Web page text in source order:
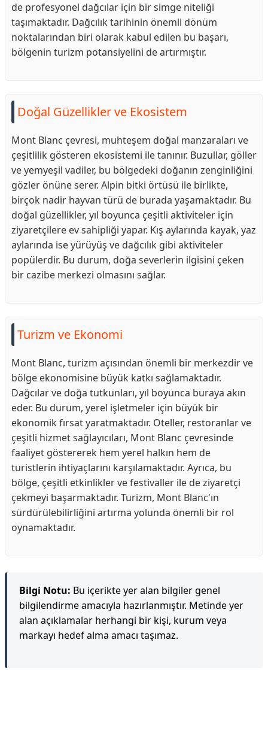
de profesyonel dağcılar için bir simge niteliği
taşımaktadır. Dağcılık tarihinin önemli dönüm
noktalarından biri olarak kabul edilen bu başarı,
bölgenin turizm potansiyelini de artırmıştır.
Doğal Güzellikler ve Ekosistem
Mont Blanc çevresi, muhteşem doğal manzaraları ve
çeşitlilik gösteren ekosistemi ile tanınır. Buzullar, göller
ve yemyeşil vadiler, bu bölgedeki doğanın zenginliğini
gözler önüne serer. Alpin bitki örtüsü ile birlikte,
birçok nadir hayvan türü de burada yaşamaktadır. Bu
doğal güzellikler, yıl boyunca çeşitli aktiviteler için
ziyaretçilere ev sahipliği yapar. Kış aylarında kayak, yaz
aylarında ise yürüyüş ve dağcılık gibi aktiviteler
popülerdir. Bu durum, doğa severlerin ilgisini çeken
bir cazibe merkezi olmasını sağlar.
Turizm ve Ekonomi
Mont Blanc, turizm açısından önemli bir merkezdir ve
bölge ekonomisine büyük katkı sağlamaktadır.
Dağcılar ve doğa tutkunları, yıl boyunca buraya akın
eder. Bu durum, yerel işletmeler için büyük bir
ekonomik fırsat yaratmaktadır. Oteller, restoranlar ve
çeşitli hizmet sağlayıcıları, Mont Blanc çevresinde
faaliyet göstererek hem yerel halkın hem de
turistlerin ihtiyaçlarını karşılamaktadır. Ayrıca, bu
bölge, çeşitli etkinlikler ve festivaller ile de ziyaretçi
çekmeyi başarmaktadır. Turizm, Mont Blanc'ın
sürdürülebilirliğini artırma yolunda önemli bir rol
oynamaktadır.
Bilgi Notu: Bu içerikte yer alan bilgiler genel
bilgilendirme amacıyla hazırlanmıştır. Metinde yer
alan açıklamalar herhangi bir kişi, kurum veya
markayı hedef alma amacı taşımaz.